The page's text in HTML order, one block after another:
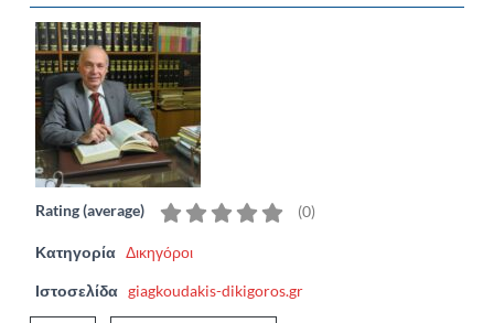
Rating (average) (0)
Κατηγορία Δικηγόροι
Ιστοσελίδα giagkoudakis-dikigoros.gr